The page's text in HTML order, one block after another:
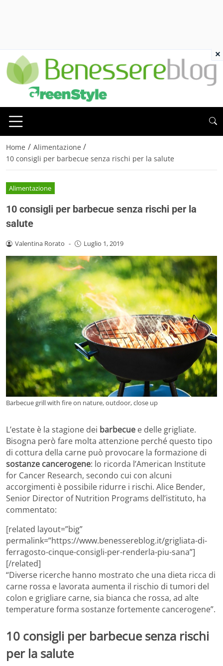
Home / Alimentazione /
10 consigli per barbecue senza rischi per la salute
Alimentazione
10 consigli per barbecue senza rischi per la
salute
Valentina Rorato - Luglio 1, 2019
Barbecue grill with fire on nature, outdoor, close up
L’estate è la stagione dei barbecue e delle grigliate.
Bisogna però fare molta attenzione perché questo tipo
di cottura della carne può provocare la formazione di
sostanze cancerogene: lo ricorda l’American Institute
for Cancer Research, secondo cui con alcuni
accorgimenti è possibile ridurre i rischi. Alice Bender,
Senior Director of Nutrition Programs dell’istituto, ha
commentato:
[related layout=”big”
permalink=”https://www.benessereblog.it/grigliata-di-
ferragosto-cinque-consigli-per-renderla-piu-sana”]
[/related]
“Diverse ricerche hanno mostrato che una dieta ricca di
carne rossa e lavorata aumenta il rischio di tumori del
colon e grigliare carne, sia bianca che rossa, ad alte
temperature forma sostanze fortemente cancerogene”.
10 consigli per barbecue senza rischi
per la salute
×